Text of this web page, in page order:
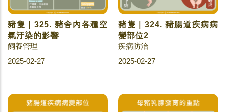
豬隻｜325. 豬舍內各種空
氣汙染的影響
飼養管理
2025-02-27
豬隻｜324. 豬腸道疾病病
變部位2
疾病防治
2025-02-27